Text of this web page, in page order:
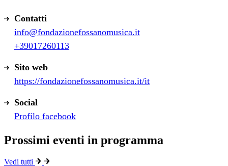
Contatti
info@fondazionefossanomusica.it
+39017260113
Sito web
https://fondazionefossanomusica.it/it
Social
Profilo facebook
Prossimi eventi in programma
Vedi tutti